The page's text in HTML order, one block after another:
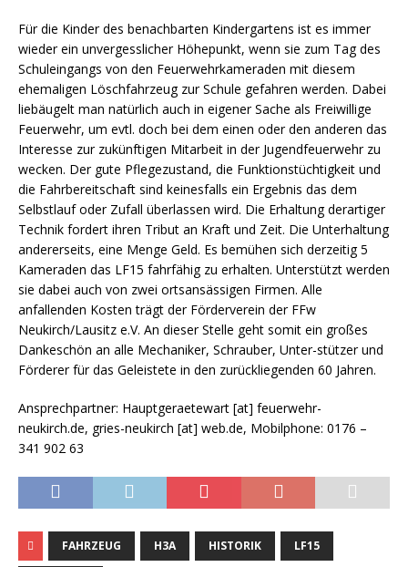
Für die Kinder des benachbarten Kindergartens ist es immer
wieder ein unvergesslicher Höhepunkt, wenn sie zum Tag des
Schuleingangs von den Feuerwehrkameraden mit diesem
ehemaligen Löschfahrzeug zur Schule gefahren werden. Dabei
liebäugelt man natürlich auch in eigener Sache als Freiwillige
Feuerwehr, um evtl. doch bei dem einen oder den anderen das
Interesse zur zukünftigen Mitarbeit in der Jugendfeuerwehr zu
wecken. Der gute Pflegezustand, die Funktionstüchtigkeit und
die Fahrbereitschaft sind keinesfalls ein Ergebnis das dem
Selbstlauf oder Zufall überlassen wird. Die Erhaltung derartiger
Technik fordert ihren Tribut an Kraft und Zeit. Die Unterhaltung
andererseits, eine Menge Geld. Es bemühen sich derzeitig 5
Kameraden das LF15 fahrfähig zu erhalten. Unterstützt werden
sie dabei auch von zwei ortsansässigen Firmen. Alle
anfallenden Kosten trägt der Förderverein der FFw
Neukirch/Lausitz e.V. An dieser Stelle geht somit ein großes
Dankeschön an alle Mechaniker, Schrauber, Unter-stützer und
Förderer für das Geleistete in den zurückliegenden 60 Jahren.
Ansprechpartner: Hauptgeraetewart [at] feuerwehr-
neukirch.de, gries-neukirch [at] web.de, Mobilphone: 0176 –
341 902 63
FAHRZEUG H3A HISTORIK LF15